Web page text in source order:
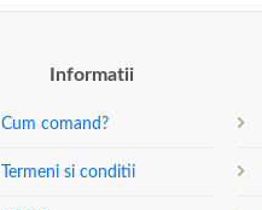
Informatii
Cum comand?
Termeni si conditii